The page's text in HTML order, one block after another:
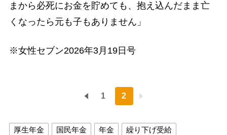
まから必死にお金を貯めても、抱え込んだまま亡
くなったら元も子もありません」
※女性セブン2026年3月19日号
1 2
厚生年金 国民年金 年金 繰り下げ受給